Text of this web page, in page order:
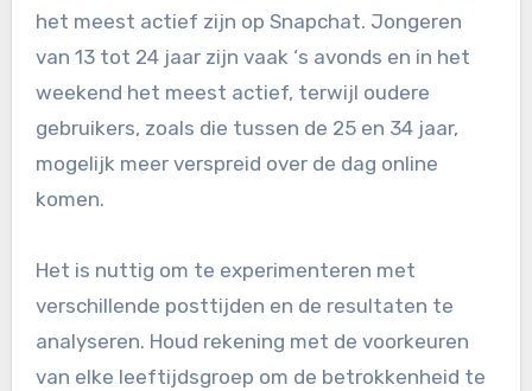
het meest actief zijn op Snapchat. Jongeren
van 13 tot 24 jaar zijn vaak ‘s avonds en in het
weekend het meest actief, terwijl oudere
gebruikers, zoals die tussen de 25 en 34 jaar,
mogelijk meer verspreid over de dag online
komen.
Het is nuttig om te experimenteren met
verschillende posttijden en de resultaten te
analyseren. Houd rekening met de voorkeuren
van elke leeftijdsgroep om de betrokkenheid te